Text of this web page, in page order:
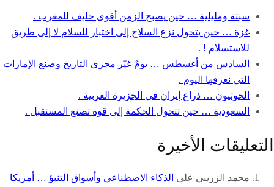
سبتة ومليلية … حين يصبح الزمن أقوى حليف للمغرب .
غزة … حين يتحول نزع السلاح إلى اختبار للسلام لا إلى طريق
للاستسلام ! .
السادس من أغسطس … يومٌ غيّر مجرى التاريخ وصنع الإمارات
التي نعرفها اليوم .
الحوثيون … ذراع إيران في الجزيرة العربية .
السعودية … حين تتحول الحكمة إلى قوة تصنع المستقبل .
التعليقات الأخيرة
محمد الزريبي على الذكاء الاصطناعي وأسواق التنبؤ … أمريكا